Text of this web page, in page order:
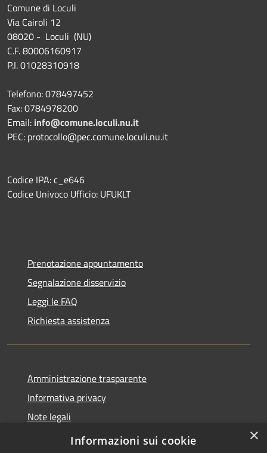
Comune di Loculi
Via Cairoli 12
08020 - Loculi (NU)
C.F. 80006160917
P.I. 01028310918
Telefono: 078497452
Fax: 0784978200
Email: info@comune.loculi.nu.it
PEC: protocollo@pec.comune.loculi.nu.it
Codice IPA: c_e646
Codice Univoco Ufficio: UFUKLT
Prenotazione appuntamento
Segnalazione disservizio
Leggi le FAQ
Richiesta assistenza
Amministrazione trasparente
Informativa privacy
Note legali
Dichiarazione di accessibilità
×
Informazioni sui cookie